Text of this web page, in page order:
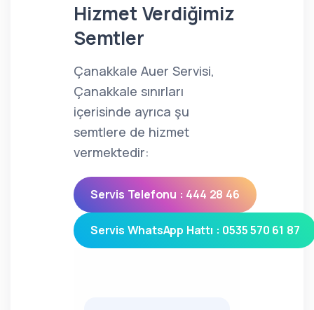
Hizmet Verdiğimiz
Semtler
Çanakkale Auer Servisi,
Çanakkale sınırları
içerisinde ayrıca şu
semtlere de hizmet
vermektedir:
Servis Telefonu : 444 28 46
Servis WhatsApp Hattı : 0535 570 61 87